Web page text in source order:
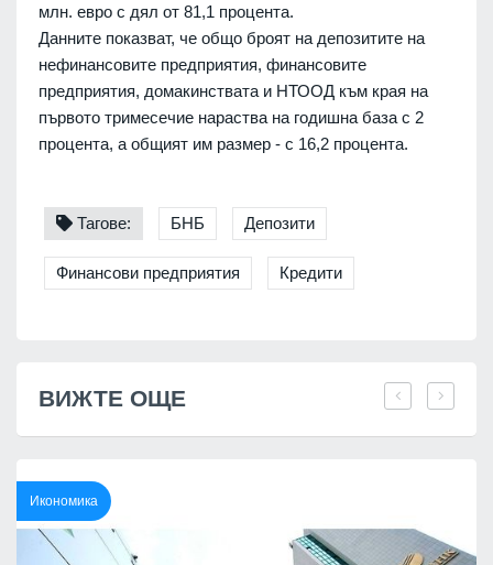
млн. евро с дял от 81,1 процента.
Данните показват, че общо броят на депозитите на
нефинансовите предприятия, финансовите
предприятия, домакинствата и НТООД към края на
първото тримесечие нараства на годишна база с 2
процента, а общият им размер - с 16,2 процента.
Тагове: БНБ Депозити
Финансови предприятия Кредити
ВИЖТЕ ОЩЕ
Икономика